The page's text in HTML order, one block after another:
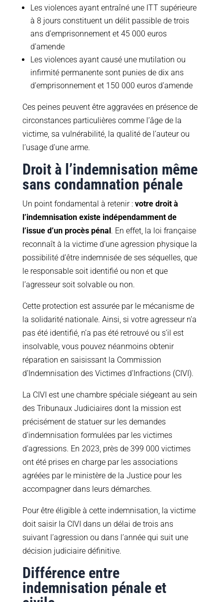
Les violences ayant entraîné une ITT supérieure
à 8 jours constituent un délit passible de trois
ans d’emprisonnement et 45 000 euros
d’amende
Les violences ayant causé une mutilation ou
infirmité permanente sont punies de dix ans
d’emprisonnement et 150 000 euros d’amende
Ces peines peuvent être aggravées en présence de
circonstances particulières comme l’âge de la
victime, sa vulnérabilité, la qualité de l’auteur ou
l’usage d’une arme.
Droit à l’indemnisation même
sans condamnation pénale
Un point fondamental à retenir : votre droit à
l’indemnisation existe indépendamment de
l’issue d’un procès pénal. En effet, la loi française
reconnaît à la victime d’une agression physique la
possibilité d’être indemnisée de ses séquelles, que
le responsable soit identifié ou non et que
l’agresseur soit solvable ou non.
Cette protection est assurée par le mécanisme de
la solidarité nationale. Ainsi, si votre agresseur n’a
pas été identifié, n’a pas été retrouvé ou s’il est
insolvable, vous pouvez néanmoins obtenir
réparation en saisissant la Commission
d’Indemnisation des Victimes d’Infractions (CIVI).
La CIVI est une chambre spéciale siégeant au sein
des Tribunaux Judiciaires dont la mission est
précisément de statuer sur les demandes
d’indemnisation formulées par les victimes
d’agressions. En 2023, près de 399 000 victimes
ont été prises en charge par les associations
agréées par le ministère de la Justice pour les
accompagner dans leurs démarches.
Pour être éligible à cette indemnisation, la victime
doit saisir la CIVI dans un délai de trois ans
suivant l’agression ou dans l’année qui suit une
décision judiciaire définitive.
Différence entre
indemnisation pénale et